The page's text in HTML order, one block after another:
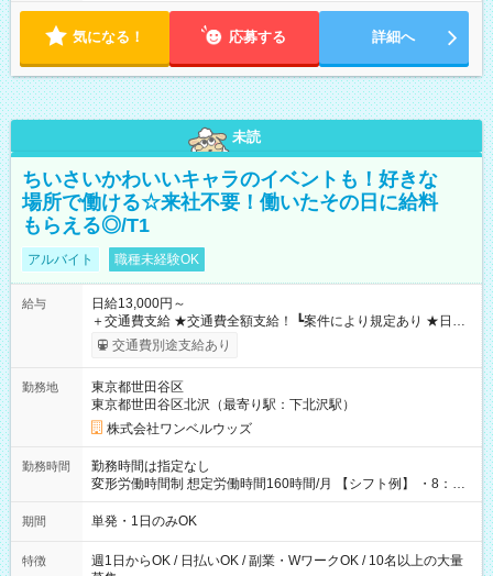
気になる！ 応募する 詳細へ
未読
ちいさいかわいいキャラのイベントも！好きな
場所で働ける☆来社不要！働いたその日に給料
もらえる◎/T1
アルバイト 職種未経験OK
給与
日給13,000円～
＋交通費支給 ★交通費全額支給！ ┗案件により規定あり ★日払
いOK！（規定あり） ┗働いたその日に現金GET♪ お仕事後はコ
ンビニATMから 日払い分を引き落とせます！ 【試用期間】試
交通費別途支給あり
勤務地
東京都世田谷区
東京都世田谷区北沢（最寄り駅：下北沢駅）
株式会社ワンベルウッズ
勤務時間
勤務時間は指定なし
変形労働時間制 想定労働時間160時間/月 【シフト例】 ・8：00
～21：00
期間 単発・1日のみOK
特徴
週1日からOK / 日払いOK / 副業・WワークOK / 10名以上の大量